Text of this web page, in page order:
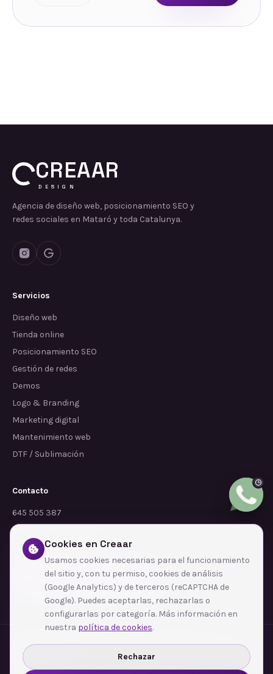
CREAAR
DESIGN
Agencia de diseño web, posicionamiento SEO y
redes sociales en Mataró y toda Catalunya.
Servicios
Diseño web
Tienda online
Posicionamiento SEO
Gestión de redes
Demos
Logo & Branding
Marketing digital
Mantenimiento web
DTF / Sublimación
Contacto
645 505 387
info@dependalium.com
Mataró (Barcelona)
Déjanos tu reseña en Google
Zonas de cobertura·Barcelona·L'Hospitalet de Llobregat·Terrassa·Badalona
Sabadell
Santa Coloma de Gramenet
Ver todas las zonas →
Cookies en Creaar
Usamos cookies necesarias para el funcionamiento
del sitio y, con tu permiso, cookies de análisis
(Google Analytics) y de terceros (reCAPTCHA de
Google). Puedes aceptarlas, rechazarlas o
configurarlas por categoría. Más información en
nuestra política de cookies.
Rechazar